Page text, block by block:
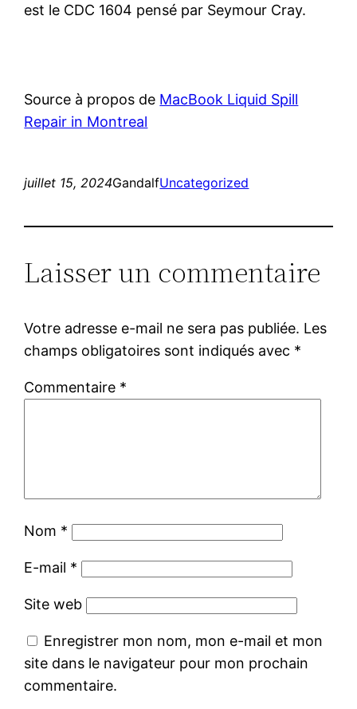
est le CDC 1604 pensé par Seymour Cray.
Source à propos de MacBook Liquid Spill
Repair in Montreal
juillet 15, 2024GandalfUncategorized
Laisser un commentaire
Votre adresse e-mail ne sera pas publiée. Les
champs obligatoires sont indiqués avec *
Commentaire *
Nom *
E-mail *
Site web
Enregistrer mon nom, mon e-mail et mon
site dans le navigateur pour mon prochain
commentaire.